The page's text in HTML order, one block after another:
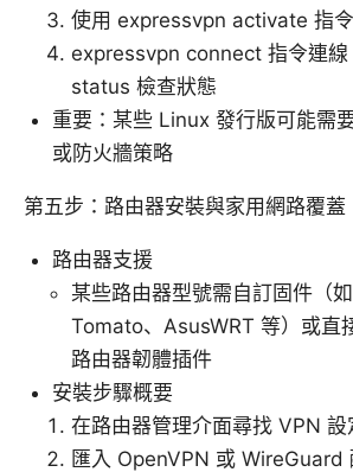
使用 expressvpn activate 指
expressvpn connect 指令連
status 檢查狀態
重要：某些 Linux 發行版可能需
或防火牆策略
第五步：路由器安裝與家用網路覆蓋
路由器支援
某些路由器型號需自訂固件（如
Tomato、AsusWRT 等）或直
路由器韌體插件
安裝步驟概要
在路由器管理介面尋找 VPN 設
匯入 OpenVPN 或 WireGuard